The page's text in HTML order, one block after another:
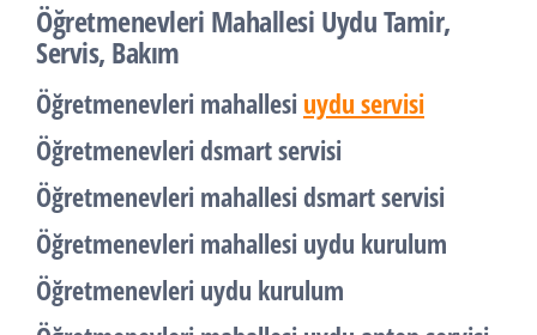
Öğretmenevleri Mahallesi Uydu Tamir,
Servis, Bakım
Öğretmenevleri mahallesi uydu servisi
Öğretmenevleri dsmart servisi
Öğretmenevleri mahallesi dsmart servisi
Öğretmenevleri mahallesi uydu kurulum
Öğretmenevleri uydu kurulum